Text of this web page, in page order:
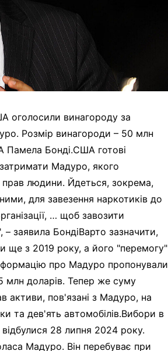
оголосили винагороду за
Розмір винагороди – 50 млн
Памела Бонді.США готові
Мадуро, якого
прав людини. Йдеться, зокрема,
для завезення наркотиків до
… щоб завозити
заявила БондіВарто зазначити,
з 2019 року, а його "перемогу"
про Мадуро пропонували
млн доларів. Тепер же суму
активи, пов'язані з Мадуро, на
та дев'ять автомобілів.Вибори в
28 липня 2024 року.
Мадуро. Він перебуває при